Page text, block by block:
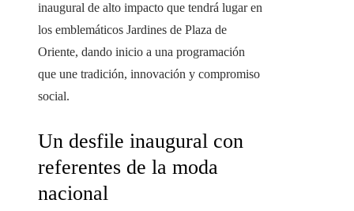
inaugural de alto impacto que tendrá lugar en
los emblemáticos Jardines de Plaza de
Oriente, dando inicio a una programación
que une tradición, innovación y compromiso
social.
Un desfile inaugural con
referentes de la moda
nacional